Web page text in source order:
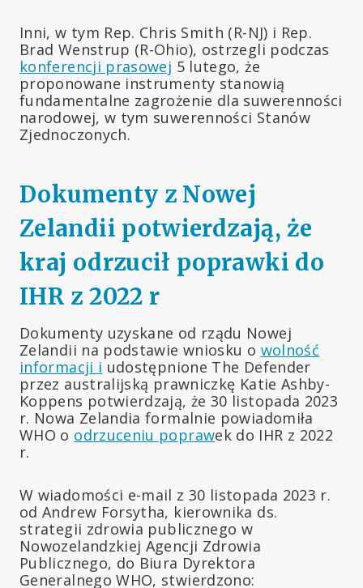
Inni, w tym Rep. Chris Smith (R-NJ) i Rep.
Brad Wenstrup (R-Ohio), ostrzegli podczas
konferencji prasowej 5 lutego, że
proponowane instrumenty stanowią
fundamentalne zagrożenie dla suwerenności
narodowej, w tym suwerenności Stanów
Zjednoczonych.
Dokumenty z Nowej
Zelandii potwierdzają, że
kraj odrzucił poprawki do
IHR z 2022 r
Dokumenty uzyskane od rządu Nowej
Zelandii na podstawie wniosku o wolność
informacji i udostępnione The Defender
przez australijską prawniczkę Katie Ashby-
Koppens potwierdzają, że 30 listopada 2023
r. Nowa Zelandia formalnie powiadomiła
WHO o odrzuceniu poprawek do IHR z 2022
r.
W wiadomości e-mail z 30 listopada 2023 r.
od Andrew Forsytha, kierownika ds.
strategii zdrowia publicznego w
Nowozelandzkiej Agencji Zdrowia
Publicznego, do Biura Dyrektora
Generalnego WHO, stwierdzono: